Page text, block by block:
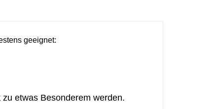
geeignet:
etwas Besonderem werden.